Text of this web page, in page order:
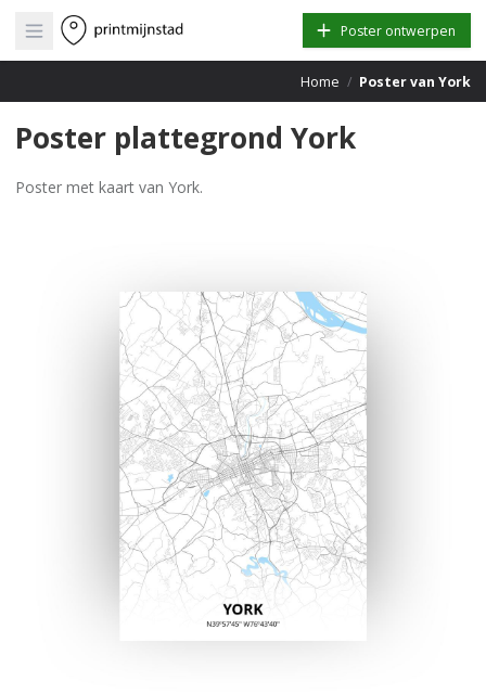
Open main menu Poster ontwerpen
Home / Poster van York
Poster plattegrond York
Poster met kaart van York.